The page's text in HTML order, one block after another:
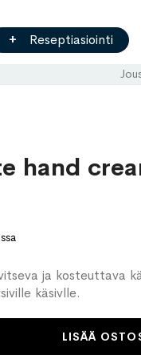
Reseptiasiointi
hand
ja kosteuttava
käsivlle.
LISÄÄ